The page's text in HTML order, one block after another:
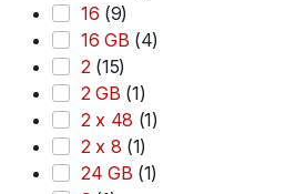
16 (9)
16 GB (4)
2 (15)
2 GB (1)
2 x 48 (1)
2 x 8 (1)
24 GB (1)